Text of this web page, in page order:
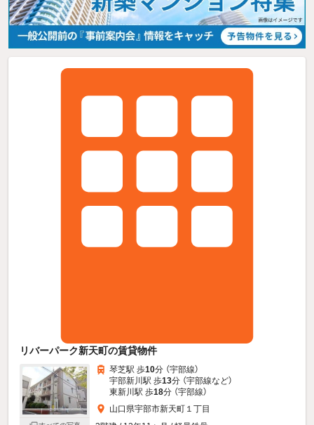
リバーパーク新天町の賃貸物件
琴芝駅 歩10分 （宇部線）
宇部新川駅 歩13分 （宇部線など）
東新川駅 歩18分 （宇部線）
山口県宇部市新天町１丁目